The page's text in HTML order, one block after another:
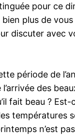
pour ce
plus de
discuter avec
période de
des
fait beau ? Est-
températures
n’est